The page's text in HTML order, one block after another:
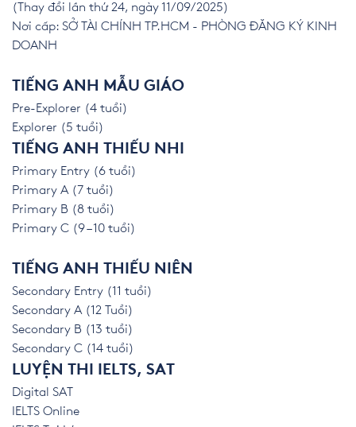
(Thay đổi lần thứ 24, ngày 11/09/2025)
Nơi cấp: SỞ TÀI CHÍNH TP.HCM - PHÒNG ĐĂNG KÝ KINH
DOANH
TIẾNG ANH MẪU GIÁO
Pre-Explorer (4 tuổi)
Explorer (5 tuổi)
TIẾNG ANH THIẾU NHI
Primary Entry (6 tuổi)
Primary A (7 tuổi)
Primary B (8 tuổi)
Primary C (9 – 10 tuổi)
TIẾNG ANH THIẾU NIÊN
Secondary Entry (11 tuổi)
Secondary A (12 Tuổi)
Secondary B (13 tuổi)
Secondary C (14 tuổi)
LUYỆN THI IELTS, SAT
Digital SAT
IELTS Online